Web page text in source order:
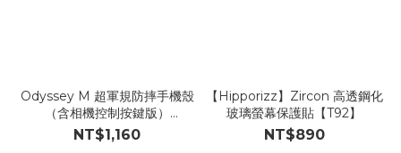
Odyssey M 超軍規防摔手機殼
（含相機控制按鍵版）
【B126】
NT$1,160
【Hipporizz】Zircon 高透鋼化
玻璃螢幕保護貼【T92】
NT$890